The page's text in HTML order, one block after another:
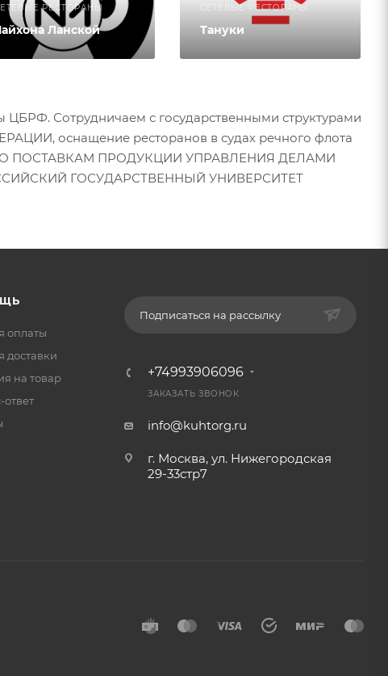
РЕСТОРАНЫ
Ланской
СЕТЕВЫЕ РЕСТОРАНЫ
Тануки
Сотрудничаем с государственными структурами
оснащение ресторанов в судах речного флота
ПОСТАВКАМ ПРОДУКЦИИ УПРАВЛЕНИЯ ДЕЛАМИ
ГОСУДАРСТВЕННЫЙ УНИВЕРСИТЕТ
оплаты
доставки
на товар
Подписаться на рассылку
+74993906096
ЗАКАЗАТЬ ЗВОНОК
info@kuhtorg.ru
г. Москва, ул. Нижегородская
29-33стр7